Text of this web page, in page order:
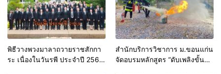
พิธีวางพวงมาลาถวายราชสักกา
ระ เนื่องในวันรพี ประจำปี 2569
สำนักบริการวิชาการ ม.ขอนแก่น
จัดอบรมหลักสูตร “ดับเพลิงขั้น